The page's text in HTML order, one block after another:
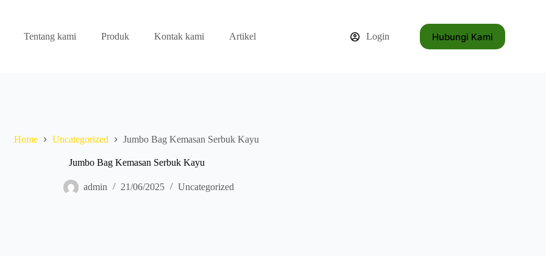
Tentang kami Produk Kontak kami Artikel Login Hubungi Kami
Home Uncategorized Jumbo Bag Kemasan Serbuk Kayu
Jumbo Bag Kemasan Serbuk Kayu
admin 21/06/2025 Uncategorized